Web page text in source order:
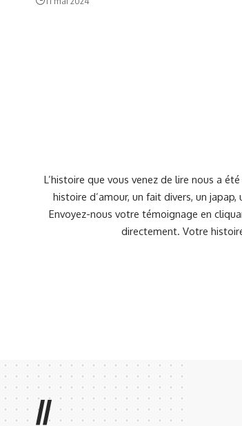
L’histoire que vous venez de lire nous a
histoire d’amour, un fait divers, un
Envoyez-nous votre témoignage en
directement. Votre
//